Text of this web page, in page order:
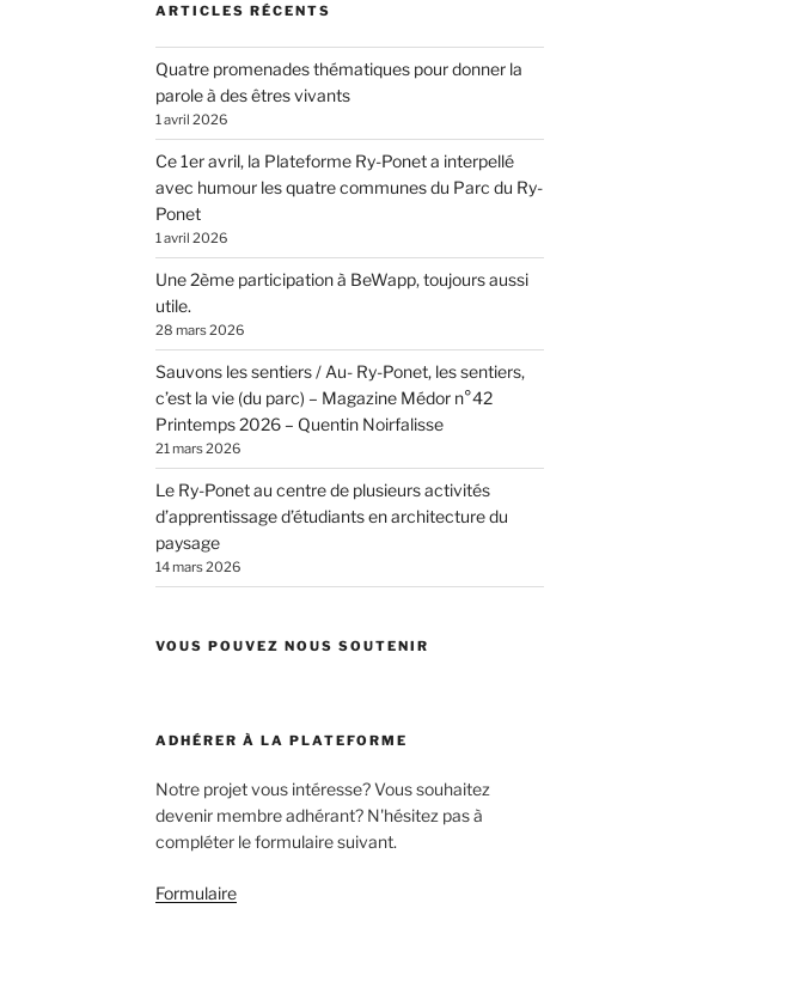
ARTICLES RÉCENTS
Quatre promenades thématiques pour donner la
parole à des êtres vivants
1 avril 2026
Ce 1er avril, la Plateforme Ry-Ponet a interpellé
avec humour les quatre communes du Parc du Ry-
Ponet
1 avril 2026
Une 2ème participation à BeWapp, toujours aussi
utile.
28 mars 2026
Sauvons les sentiers / Au- Ry-Ponet, les sentiers,
c’est la vie (du parc) – Magazine Médor n°42
Printemps 2026 – Quentin Noirfalisse
21 mars 2026
Le Ry-Ponet au centre de plusieurs activités
d’apprentissage d’étudiants en architecture du
paysage
14 mars 2026
VOUS POUVEZ NOUS SOUTENIR
ADHÉRER À LA PLATEFORME
Notre projet vous intéresse? Vous souhaitez
devenir membre adhérant? N'hésitez pas à
compléter le formulaire suivant.
Formulaire